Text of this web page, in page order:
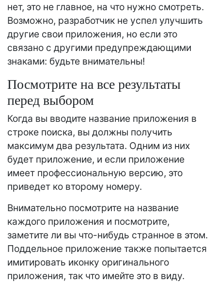
нет, это не главное, на что нужно смотреть.
Возможно, разработчик не успел улучшить
другие свои приложения, но если это
связано с другими предупреждающими
знаками: будьте внимательны!
Посмотрите на все результаты
перед выбором
Когда вы вводите название приложения в
строке поиска, вы должны получить
максимум два результата. Одним из них
будет приложение, и если приложение
имеет профессиональную версию, это
приведет ко второму номеру.
Внимательно посмотрите на название
каждого приложения и посмотрите,
заметите ли вы что-нибудь странное в этом.
Поддельное приложение также попытается
имитировать иконку оригинального
приложения, так что имейте это в виду.